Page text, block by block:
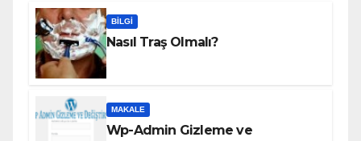
BILGI
Nasıl Traş Olmalı?
MAKALE
Wp-Admin Gizleme ve